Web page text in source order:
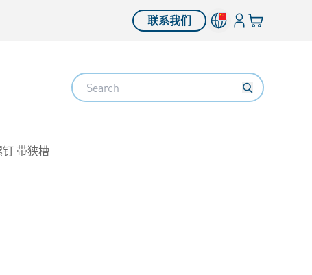
联系我们 登入您的购物车
Search
带狭槽